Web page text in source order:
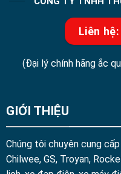
Liên
(Đại lý chính hãng ắc
GIỚI THIỆU
Chúng tôi chuyên cung
Chilwee, GS, Troyan,